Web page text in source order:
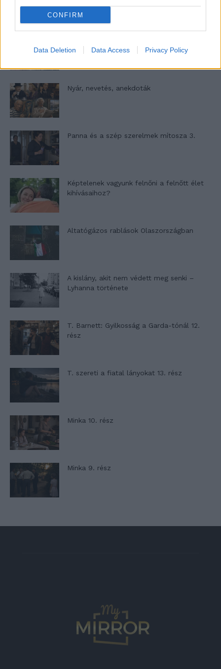
CONFIRM
Data Deletion Data Access Privacy Policy
Nyár, nevetés, anekdoták
Panna és a szép szerelmek mítosza 3.
Képtelenek vagyunk felnőni a felnőtt élet
kihívásaihoz?
Altatógázos rablások Olaszországban
A kislány, akit nem védett meg senki –
Lyhanna története
T. Barnett: Gyilkosság a Garda-tónál 12.
rész
T. szereti a fiatal lányokat 13. rész
Minka 10. rész
Minka 9. rész